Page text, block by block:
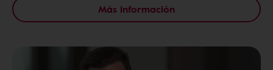
Más información